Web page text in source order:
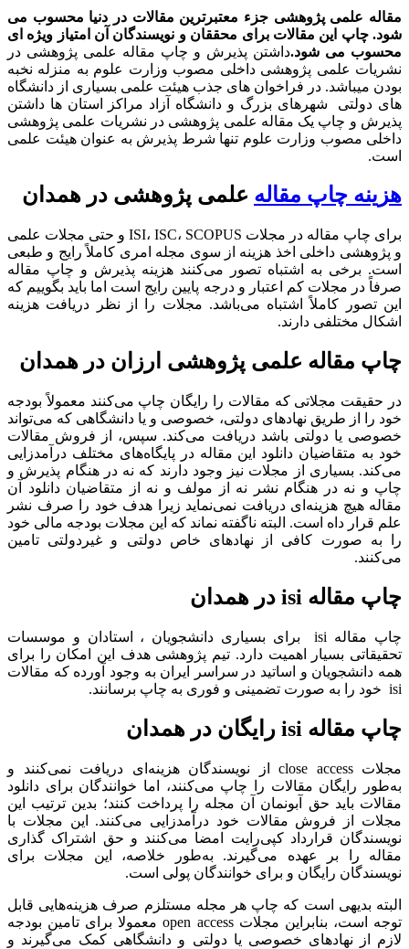
مقاله علمی پژوهشی جزء معتبرترین مقالات در دنیا محسوب می
شود. چاپ این مقالات برای محققان و نویسندگان آن امتیاز ویژه ای
محسوب می شود.داشتن پذیرش و چاپ مقاله علمی پژوهشی در
نشریات علمی پژوهشی داخلی مصوب وزارت علوم به منزله نخبه
بودن میباشد. در فراخوان های جذب هیئت علمی بسیاری از دانشگاه
های دولتی شهرهای بزرگ و دانشگاه آزاد مراکز استان ها داشتن
پذیرش و چاپ یک مقاله علمی پژوهشی در نشریات علمی پژوهشی
داخلی مصوب وزارت علوم تنها شرط پذیرش به عنوان هیئت علمی
است.
هزینه چاپ مقاله علمی پژوهشی در همدان
برای چاپ مقاله در مجلات ISI، ISC، SCOPUS و حتی مجلات علمی
و پژوهشی داخلی اخذ هزینه از سوی مجله امری کاملاً رایج و طبعی
است. برخی به اشتباه تصور می‌کنند هزینه پذیرش و چاپ مقاله
صرفاً در مجلات کم اعتبار و درجه پایین رایج است اما باید بگوییم که
این تصور کاملاً اشتباه می‌باشد. مجلات را از نظر دریافت هزینه
اشکال مختلفی دارند.
چاپ مقاله علمی پژوهشی ارزان در همدان
در حقیقت مجلاتی که مقالات را رایگان چاپ می‌کنند معمولاً بودجه
خود را از طریق نهادهای دولتی، خصوصی و یا دانشگاهی که می‌تواند
خصوصی یا دولتی باشد دریافت می‌کند. سپس، از فروش مقالات
خود به متقاضیان دانلود این مقاله در پایگاه‌های مختلف درآمدزایی
می‌کند. بسیاری از مجلات نیز وجود دارند که نه در هنگام پذیرش و
چاپ و نه در هنگام نشر نه از مولف و نه از متقاضیان دانلود آن
مقاله هیچ هزینه‌ای دریافت نمی‌نماید زیرا هدف خود را صرف نشر
علم قرار داه است. البته ناگفته نماند که این مجلات بودجه مالی خود
را به صورت کافی از نهادهای خاص دولتی و غیردولتی تامین
می‌کنند.
چاپ مقاله isi در همدان
چاپ مقاله isi برای بسیاری دانشجویان ، استادان و موسسات
تحقیقاتی بسیار اهمیت دارد. تیم پژوهشی هدف این امکان را برای
همه دانشجویان و اساتید در سراسر ایران به وجود آورده که مقالات
isi خود را به صورت تضمینی و فوری به چاپ برسانند.
چاپ مقاله
مجلات close access از نویسندگان هزینه‌ای دریافت نمی‌کنند و
به‌طور رایگان مقالات را چاپ می‌کنند، اما خوانندگان برای دانلود
مقالات باید حق آبونمان آن مجله را پرداخت کنند؛ بدین ترتیب این
مجلات از فروش مقالات خود درآمدزایی می‌کنند. این مجلات با
نویسندگان قرارداد کپی‌رایت امضا می‌کنند و حق اشتراک‌ گذاری
مقاله را بر عهده می‌گیرند. به‌طور خلاصه، این مجلات برای
نویسندگان رایگان و برای خوانندگان پولی است.
البته بدیهی است که چاپ هر مجله مستلزم صرف هزینه‌هایی قابل
توجه است، بنابراین مجلات open access معمولا برای تامین بودجه
لازم از نهادهای خصوصی یا دولتی و دانشگاهی کمک می‌گیرند و